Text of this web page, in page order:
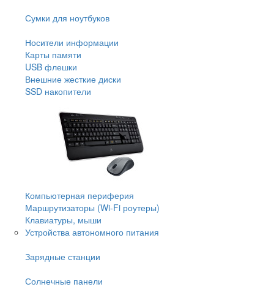
Сумки для ноутбуков
Носители информации
Карты памяти
USB флешки
Внешние жесткие диски
SSD накопители
Компьютерная периферия
Маршрутизаторы (Wi-Fi роутеры)
Клавиатуры, мыши
Устройства автономного питания
Зарядные станции
Солнечные панели